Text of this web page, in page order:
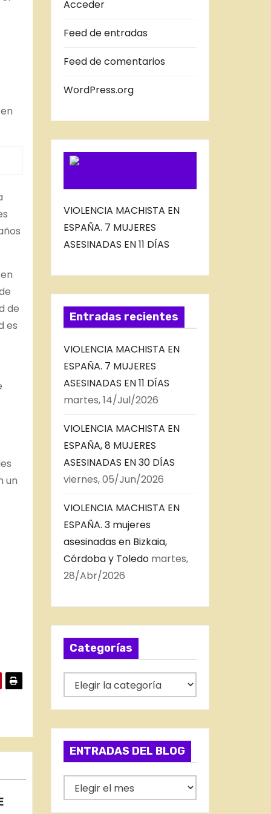
de
es
un
D
B
O
G
Acceder
Feed de entradas
Feed de comentarios
WordPress.org
VIOLENCIA MACHISTA EN
ESPAÑA. 7 MUJERES
ASESINADAS EN 11 DÍAS
Entradas recientes
VIOLENCIA MACHISTA EN
ESPAÑA. 7 MUJERES
ASESINADAS EN 11 DÍAS
martes, 14/Jul/2026
VIOLENCIA MACHISTA EN
ESPAÑA, 8 MUJERES
ASESINADAS EN 30 DÍAS
viernes, 05/Jun/2026
VIOLENCIA MACHISTA EN
ESPAÑA. 3 mujeres
asesinadas en Bizkaia,
Córdoba y Toledo martes,
28/Abr/2026
Categorías
a
t
e
o
í
ENTRADAS DEL BLOG
N